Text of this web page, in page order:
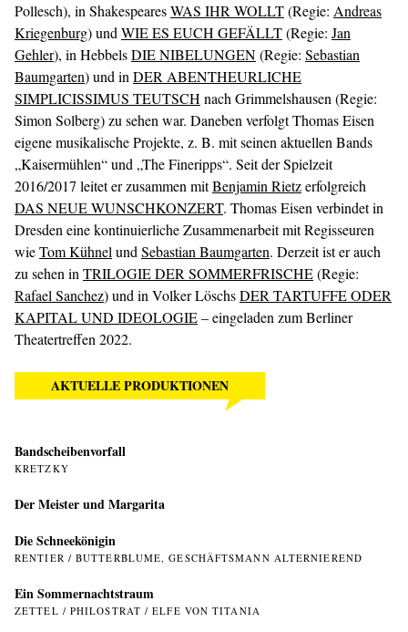
Pollesch), in ShakespearesWAS IHR WOLLT(Regie: Andreas
Kriegenburg) und WIE ES EUCH GEFÄLLT(Regie: Jan
Gehler), in HebbelsDIE NIBELUNGEN(Regie: Sebastian
Baumgarten) und in DER ABENTHEURLICHE
SIMPLICISSIMUS TEUTSCH nach Grimmelshausen (Regie:
Simon Solberg) zu sehen war. Daneben verfolgt Thomas Eisen
eigene musikalische Projekte, z. B. mit seinen aktuellen Bands
„Kaisermühlen“ und „The Fineripps“. Seit der Spielzeit
2016/2017 leitet er zusammen mitBenjamin Rietzerfolgreich
DAS NEUE WUNSCHKONZERT. Thomas Eisen verbindet in
Dresden eine kontinuierliche Zusammenarbeit mit Regisseuren
wieTom Kühnel und Sebastian Baumgarten. Derzeit ist er auch
zu sehen in TRILOGIE DER SOMMERFRISCHE(Regie:
Rafael Sanchez) und in Volker LöschsDER TARTUFFE ODER
KAPITAL UND IDEOLOGIE– eingeladen zum Berliner
Theatertreffen 2022.
AKTUELLE PRODUKTIONEN
Bandscheibenvorfall
KRETZKY
Der Meister und Margarita
Die Schneekönigin
RENTIER / BUTTERBLUME, GESCHÄFTSMANN ALTERNIEREND
Ein Sommer­nachtstraum
ZETTEL / PHILOSTRAT / ELFE VON TITANIA